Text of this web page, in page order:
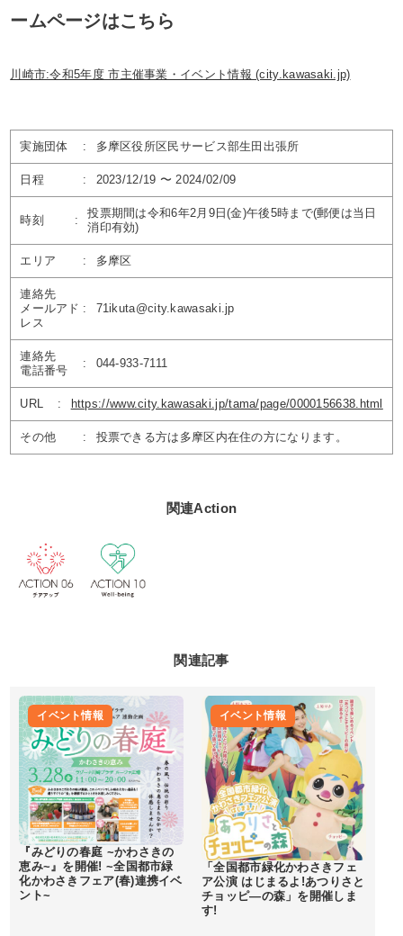
ームページはこちら
川崎市:令和5年度 市主催事業・イベント情報 (city.kawasaki.jp)
実施団体 : 多摩区役所区民サービス部生田出張所
日程 : 2023/12/19 〜 2024/02/09
時刻 :
投票期間は令和6年2月9日(金)午後5時まで(郵便は当日
消印有効)
エリア : 多摩区
連絡先
メールアド
レス
: 71ikuta@city.kawasaki.jp
連絡先
電話番号
: 044-933-7111
URL : https://www.city.kawasaki.jp/tama/page/0000156638.html
その他 : 投票できる方は多摩区内在住の方になります。
関連Action
関連記事
イベント情報
『みどりの春庭 ~かわさきの
恵み~』を開催! ~全国都市緑
化かわさきフェア(春)連携イベ
ント~
イベント情報
「全国都市緑化かわさきフェ
ア公演 はじまるよ!あつりさと
チョッピ―の森」を開催しま
す!